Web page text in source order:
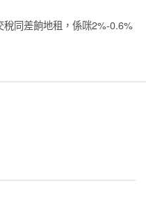
同差餉地租，係咪2%-0.6%